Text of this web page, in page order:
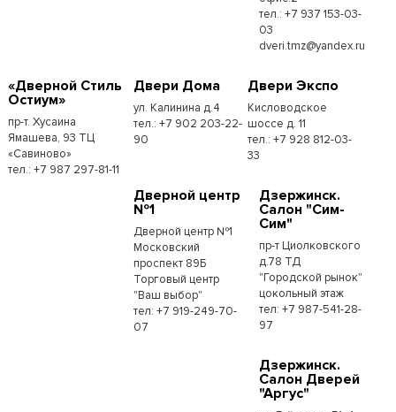
тел.: +7 937 153-03-
03
dveri.tmz@yandex.ru
«Дверной Стиль
Остиум»
пр-т. Хусаина
Ямашева, 93 ТЦ
«Савиново»
тел.: +7 987 297-81-11
Двери Дома
ул. Калинина д.4
тел.: +7 902 203-22-
90
Двери Экспо
Кисловодское
шоссе д. 11
тел.: +7 928 812-03-
33
Дверной центр
№1
Дверной центр №1
Московский
проспект 89Б
Торговый центр
"Ваш выбор"
тел: +7 919-249-70-
07
Дзержинск.
Салон "Сим-
Сим"
пр-т Циолковского
д.78 ТД
"Городской рынок"
цокольный этаж
тел: +7 987-541-28-
97
Дзержинск.
Салон Дверей
"Аргус"